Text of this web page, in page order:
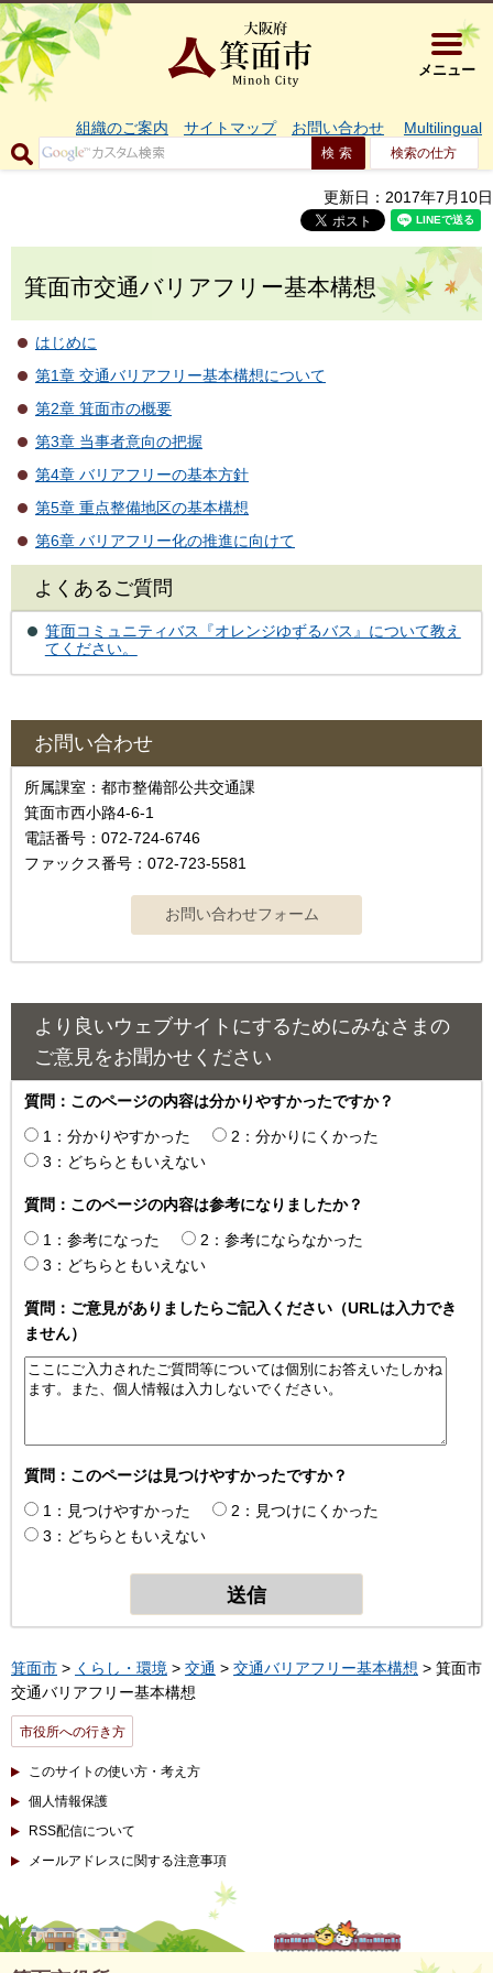
大阪府箕
メニュー
組織のご案内 サイトマップ お問い合わせ Multilingual
検索の仕方
更新日：2017年7月10日
箕面市交通バリアフリー基本構想
はじめに
第1章 交通バリアフリー基本構想について
第2章 箕面市の概要
第3章 当事者意向の把握
第4章 バリアフリーの基本方針
第5章 重点整備地区の基本構想
第6章 バリアフリー化の推進に向けて
よくあるご質問
箕面コミュニティバス『オレンジゆずるバス』について教え
てください。
お問い合わせ
所属課室：都市整備部公共交通課
箕面市西小路4-6-1
電話番号：072-724-6746
ファックス番号：072-723-5581
より良いウェブサイトにするためにみなさまの
ご意見をお聞かせください
質問：このページの内容は分かりやすかったですか？
1：分かりやすかった
2：分かりにくかった
3：どちらともいえない
質問：このページの内容は参考になりましたか？
1：参考になった
2：参考にならなかった
3：どちらともいえない
質問：ご意見がありましたらご記入ください（URLは入力でき
ません）
質問：このページは見つけやすかったですか？
1：見つけやすかった
2：見つけにくかった
3：どちらともいえない
箕面市 > くらし・環境 > 交通 > 交通バリアフリー基本構想 > 箕面市
交通バリアフリー基本構想
市役所への行き方
このサイトの使い方・考え方
個人情報保護
RSS配信について
メールアドレスに関する注意事項